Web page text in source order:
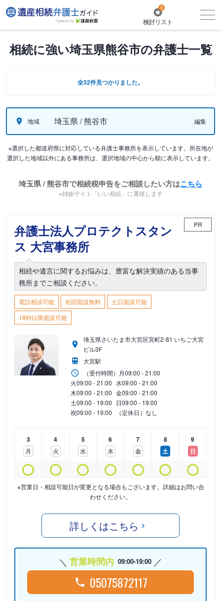
0
検討リスト
相続に強い埼玉県熊谷市の弁護士一覧
全32件見つかりました。
地域 埼玉県 / 熊谷市 編集
※選択した都道府県に対応している弁護士事務所を表示しています。所在地が
選択した地域以外にある事務所は、選択地域の中心から順に表示しています。
埼玉県 / 熊谷市で相続税申告をご相談したい方はこちら
※姉妹サイト「いい相続」に遷移します
弁護士法人プロテクトスタン
ス 大宮事務所
PR
相続や遺言に関するお悩みは、豊富な解決実績のある当事
務所までご相談ください。
電話相談可能 初回面談無料
土日面談可能
18時以降面談可能
埼玉県さいたま市大宮区宮町2-81 いちご大宮
ビル3F
大宮駅
（受付時間） 月09:00 - 21:00
火09:00 - 21:00 水09:00 - 21:00
木09:00 - 21:00 金09:00 - 21:00
土09:00 - 19:00 日09:00 - 19:00
祝09:00 - 19:00 （定休日）なし
3
月
4
火
5
水
6
木
7
金
8
土
9
日
※営業日・相談可能日が変更となる場合もございます。詳細はお問い合
わせください。
詳しくはこちら
営業時間内 09:00-19:00
05075872117